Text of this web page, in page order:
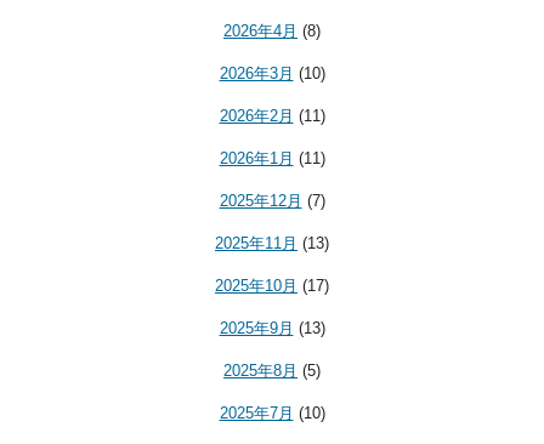
2026年4月 (8)
2026年3月 (10)
2026年2月 (11)
2026年1月 (11)
2025年12月 (7)
2025年11月 (13)
2025年10月 (17)
2025年9月 (13)
2025年8月 (5)
2025年7月 (10)